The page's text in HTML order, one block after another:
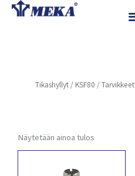
Siirry
Referenssit
Yhteystiedot
Tikashyllyt / KSF80 /Tarvikkeet
Näytetään ainoa tulos